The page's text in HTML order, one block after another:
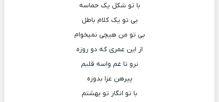
با تو شکل یک حماسه
بی تو یک کلام باطل
بی تو من هیچی نمیخوام
از این عمری که دو روزه
نرو تا غم واسه قلبم
پیرهن عزا بدوزه
با تو انگار تو بهشتم